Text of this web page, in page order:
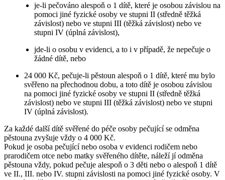
je-li pečováno alespoň o 1 dítě, které je osobou závislou na
pomoci jiné fyzické osoby ve stupni II (středně těžká
závislost) nebo ve stupni III (těžká závislost) nebo ve
stupni IV (úplná závislost),
jde-li o osobu v evidenci, a to i v případě, že nepečuje o
žádné dítě, nebo
24 000 Kč, pečuje-li pěstoun alespoň o 1 dítě, které mu bylo
svěřeno na přechodnou dobu, a toto dítě je osobou závislou
na pomoci jiné fyzické osoby ve stupni II (středně těžká
závislost) nebo ve stupni III (těžká závislost) nebo ve stupni
IV (úplná závislost).
Za každé další dítě svěřené do péče osoby pečující se odměna
pěstouna zvyšuje vždy o 4 000 Kč.
Pokud je osoba pečující nebo osoba v evidenci rodičem nebo
prarodičem otce nebo matky svěřeného dítěte, náleží jí odměna
pěstouna vždy, pokud pečuje alespoň o 3 děti nebo o alespoň 1 dítě
ve II., III. nebo IV. stupni závislosti na pomoci jiné fyzické osoby. V